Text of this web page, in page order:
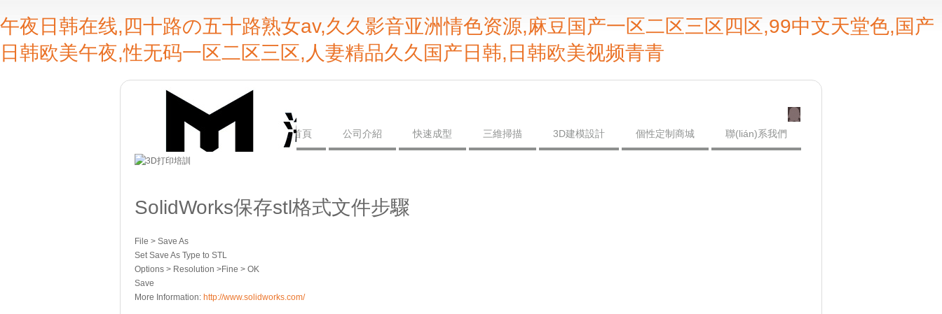
午夜日韩在线,四十路の五十路熟女av,久久影音亚洲情色资源,麻豆国产一区二区三区四区,99中文天堂色,国产
日韩欧美午夜,性无码一区二区三区,人妻精品久久国产日韩,日韩欧美视频青青
首頁 公司介紹 快速成型 三維掃描 3D建模設計 個性定制商城 聯(lián)系我們
SolidWorks保存stl格式文件步驟
File > Save As
Set Save As Type to STL
Options > Resolution >Fine > OK
Save
More Information: http://www.solidworks.com/